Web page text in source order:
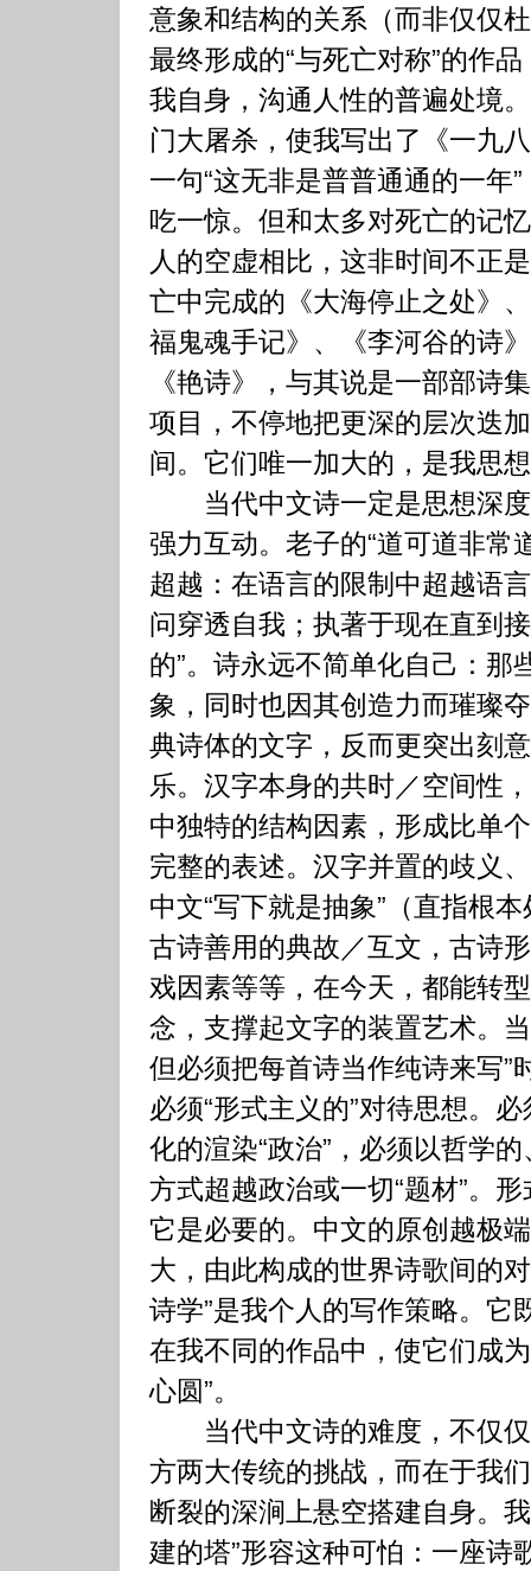
意象和结构的关系（而非仅仅
最终形成的“与死亡对称”的作
我自身，沟通人性的普遍处境
门大屠杀，使我写出了《一九
一句“这无非是普普通通的一年
吃一惊。但和太多对死亡的记
人的空虚相比，这非时间不正
亡中完成的《大海停止之处》
福鬼魂手记》、《李河谷的诗
《艳诗》，与其说是一部部诗
项目，不停地把更深的层次迭
间。它们唯一加大的，是我思
当代中文诗一定是思想深度
强力互动。老子的“道可道非常
超越：在语言的限制中超越语
问穿透自我；执著于现在直到
的”。诗永远不简单化自己：那
象，同时也因其创造力而璀璨
典诗体的文字，反而更突出刻
乐。汉字本身的共时／空间性
中独特的结构因素，形成比单
完整的表述。汉字并置的歧义
中文“写下就是抽象”（直指根
古诗善用的典故／互文，古诗
戏因素等等，在今天，都能转
念，支撑起文字的装置艺术。
但必须把每首诗当作纯诗来写”
必须“形式主义的”对待思想。
化的渲染“政治”，必须以哲学
方式超越政治或一切“题材”。
它是必要的。中文的原创越极
大，由此构成的世界诗歌间的
诗学”是我个人的写作策略。它
在我不同的作品中，使它们成
心圆”。
当代中文诗的难度，不仅仅
方两大传统的挑战，而在于我
断裂的深涧上悬空搭建自身。
建的塔”形容这种可怕：一座诗